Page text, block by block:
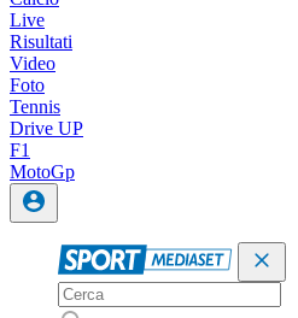
Live
Risultati
Video
Foto
Tennis
Drive UP
F1
MotoGp